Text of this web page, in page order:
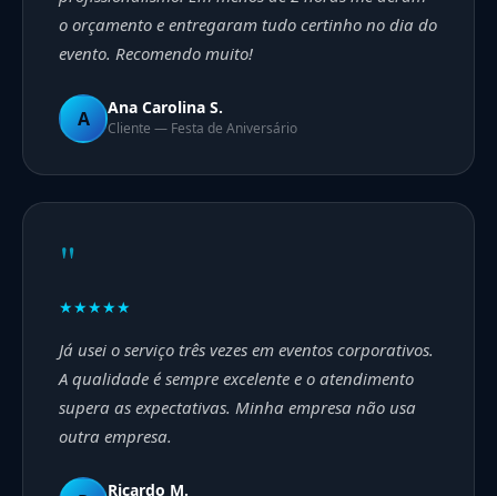
o orçamento e entregaram tudo certinho no dia do
evento. Recomendo muito!
A Ana Carolina S.
Cliente — Festa de Aniversário
"
★★★★★
Já usei o serviço três vezes em eventos corporativos.
A qualidade é sempre excelente e o atendimento
supera as expectativas. Minha empresa não usa
outra empresa.
Ricardo M.